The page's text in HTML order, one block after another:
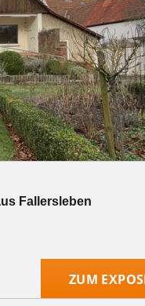
Fallersleben
ZUM